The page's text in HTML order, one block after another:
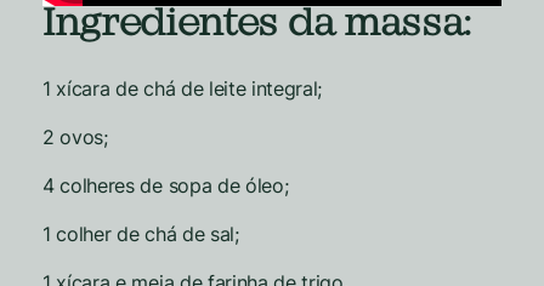
Ingredientes da massa:
1 xícara de chá de leite integral;
2 ovos;
4 colheres de sopa de óleo;
1 colher de chá de sal;